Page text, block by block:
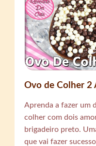
Ovo de Colher 2
Aprenda a fazer um
colher com dois
brigadeiro preto.
que vai fazer